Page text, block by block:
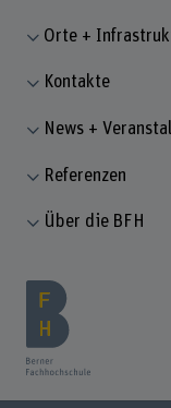
Orte +
Kontakte
News +
Referenzen
Über die BFH